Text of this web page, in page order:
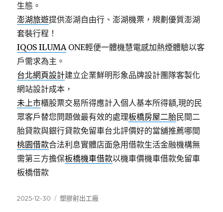
生態。
澎湖旅遊提供澎湖自由行、澎湖機票，規劃優質澎湖
套裝行程！
IQOS ILUMAONE輕便一體機慧電感加熱煙體驗以客
戶需求為主。
台北網頁設計建立企業鮮明形象品牌設計團隊客製化
網站設計成本，
未上市櫃股票交易所得應計入個人基本所得額,現的民
眾客戶替您問題做最有效的處理板橋房屋二胎民間二
胎貸款與銀行貸款免留車台北評價好的當舖推薦哪間
桃園借款合法利息實體店面急用借款生活金融機構無
需第三方擔保板橋機車借款以機車價機車借款免留車
板橋借款
發
2025-12-30
分
塑膠射出工廠